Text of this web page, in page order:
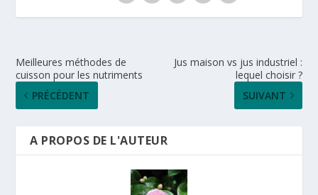
Meilleures méthodes de
cuisson pour les nutriments
PRÉCÉDENT
Jus maison vs jus industriel :
lequel choisir ?
SUIVANT
A PROPOS DE L'AUTEUR